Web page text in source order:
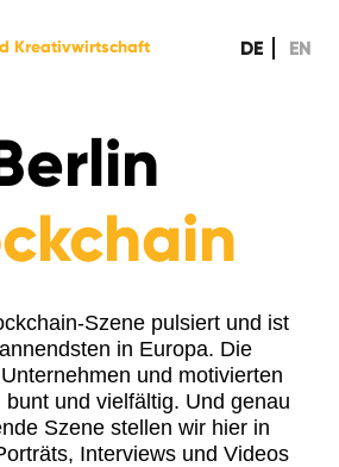
Kreativwirtschaft DE EN
Szene pulsiert und ist
in Europa. Die
und motivierten
bunt und vielfältig. Und genau
Szene stellen wir hier in
Interviews und Videos